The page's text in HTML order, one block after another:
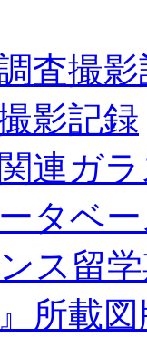
査撮
影記録
連ガ
タベ
ス留
』所載